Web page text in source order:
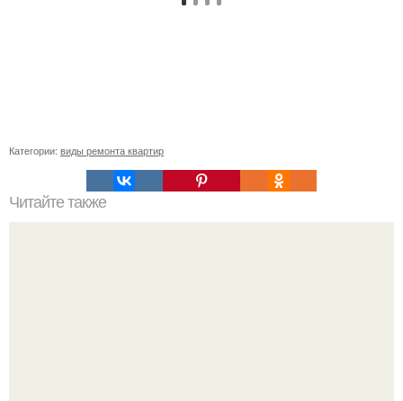
Категории: виды ремонта квартир
Читайте также